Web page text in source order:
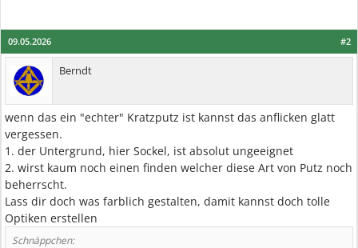
#2
09.05.2026
Berndt
wenn das ein "echter" Kratzputz ist kannst das anflicken glatt
vergessen.
1. der Untergrund, hier Sockel, ist absolut ungeeignet
2. wirst kaum noch einen finden welcher diese Art von Putz noch
beherrscht.
Lass dir doch was farblich gestalten, damit kannst doch tolle
Optiken erstellen
Schnäppchen: